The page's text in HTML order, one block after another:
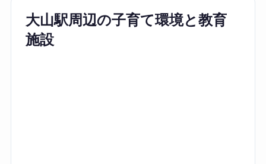
大山駅周辺の子育て環境と教育
施設